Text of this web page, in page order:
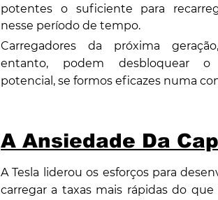
potentes o suficiente para
nesse período de tempo.
Carregadores da próxima
entanto, podem desbloquear o
potencial, se formos eficazes numa
A Ansiedade Da
A Tesla liderou os esforços para
carregar a taxas mais rápidas do